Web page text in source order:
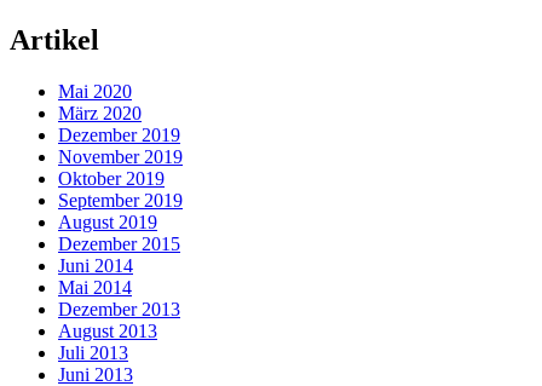
Artikel
Mai 2020
März 2020
Dezember 2019
November 2019
Oktober 2019
September 2019
August 2019
Dezember 2015
Juni 2014
Mai 2014
Dezember 2013
August 2013
Juli 2013
Juni 2013